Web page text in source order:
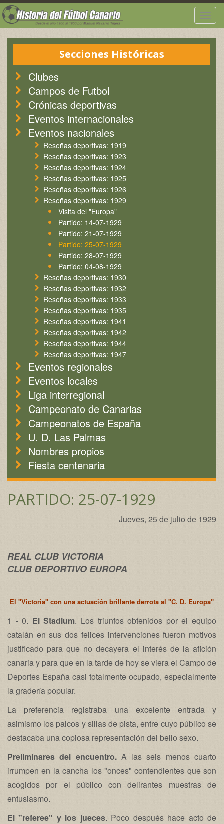
Secciones Históricas
Clubes
Campos de Futbol
Crónicas deportivas
Eventos internacionales
Eventos nacionales
Reseñas deportivas: 1919
Reseñas deportivas: 1923
Reseñas deportivas: 1924
Reseñas deportivas: 1925
Reseñas deportivas: 1926
Reseñas deportivas: 1929
Visita del "Europa"
Partido: 14-07-1929
Partido: 21-07-1929
Partido: 25-07-1929
Partido: 28-07-1929
Partido: 04-08-1929
Reseñas deportivas: 1930
Reseñas deportivas: 1932
Reseñas deportivas: 1933
Reseñas deportivas: 1935
Reseñas deportivas: 1941
Reseñas deportivas: 1942
Reseñas deportivas: 1944
Reseñas deportivas: 1947
Eventos regionales
Eventos locales
Liga interregional
Campeonato de Canarias
Campeonatos de España
U. D. Las Palmas
Nombres propios
Fiesta centenaria
PARTIDO: 25-07-1929
Jueves, 25 de julio de 1929
REAL CLUB VICTORIA
CLUB DEPORTIVO EUROPA
El "Victoria" con una actuación brillante derrota al "C. D. Europa"
1 - 0. El Stadium. Los triunfos obtenidos por el equipo
catalán en sus dos felices intervenciones fueron motivos
justificado para que no decayera el interés de la afición
canaria y para que en la tarde de hoy se viera el Campo de
Deportes España casi totalmente ocupado, especialmente
la gradería popular.
La preferencia registraba una excelente entrada y
asimismo los palcos y sillas de pista, entre cuyo público se
destacaba una copiosa representación del bello sexo.
Preliminares del encuentro.A las seis menos cuarto
irrumpen en la cancha los "onces" contendientes que son
acogidos por el público con delirantes muestras de
entusiasmo.
El "referee" y los jueces. Poco después hace acto de